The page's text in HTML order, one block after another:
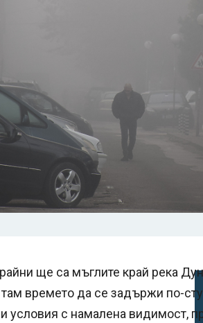
ще са мъглите край река
там времето да се задържи по-
условия с намалена видимост,